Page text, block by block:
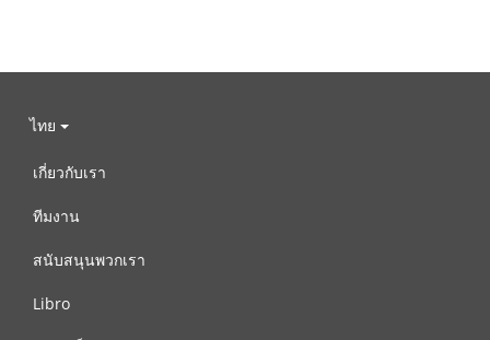
ไทย
เกี่ยวกับเรา
ทีมงาน
สนับสนุนพวกเรา
Libro